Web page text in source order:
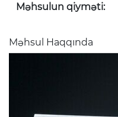
Məhsulun qiyməti:
Məhsul Haqqında